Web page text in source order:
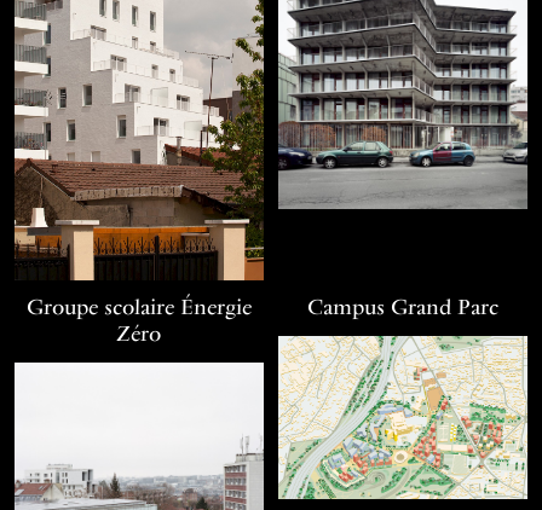
Groupe scolaire Énergie
Zéro
Campus Grand Parc